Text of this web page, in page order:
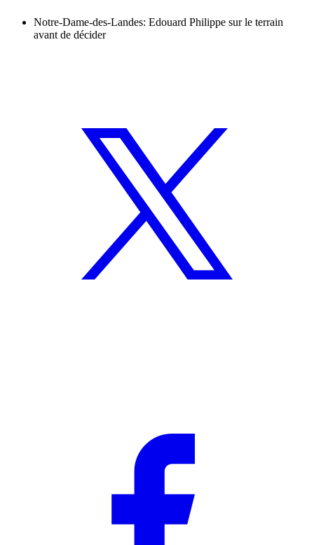
Notre-Dame-des-Landes: Edouard Philippe sur le terrain
avant de décider